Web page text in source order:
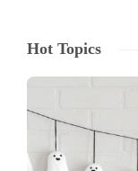
Hot Topics